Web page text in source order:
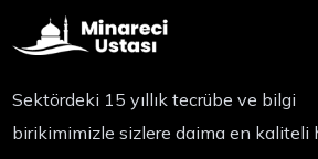
Sektördeki 15 yıllık tecrübe ve bilgi
birikimimizle sizlere daima en kaliteli